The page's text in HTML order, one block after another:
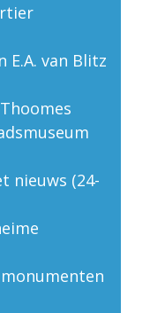
E.A. van Blitz
nieuws (24-